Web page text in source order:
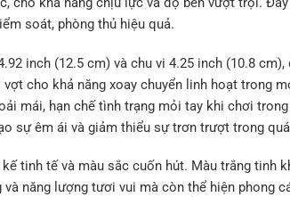
soát, phòng thủ hiệu quả.
inch (12.5 cm) và chu vi 4.25 inch (10.8
cho khả năng xoay chuyển linh hoạt trong
mái, hạn chế tình trạng mỏi tay khi chơi
sự êm ái và giảm thiểu sự trơn trượt trong
tinh tế và màu sắc cuốn hút. Màu trắng tinh
năng lượng tươi vui mà còn thể hiện phong